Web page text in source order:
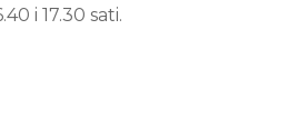
i 17.30 sati.